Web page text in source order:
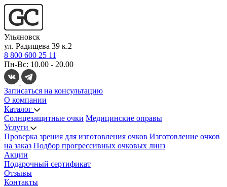
Ульяновск
ул. Радищева 39 к.2
8 800 600 25 11
Пн-Вс: 10.00 - 20.00
Записаться на консультацию
О компании
Каталог
Солнцезащитные очки Медицинские оправы
Услуги
Проверка зрения для изготовления очков Изготовление очков
на заказ Подбор прогрессивных очковых линз
Акции
Подарочный сертификат
Отзывы
Контакты